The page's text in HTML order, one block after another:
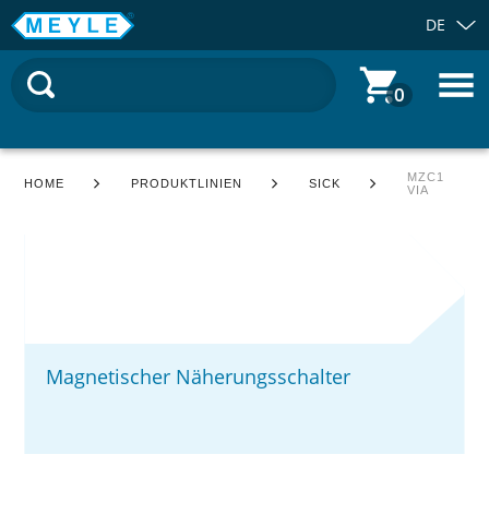
DE
0
HOME PRODUKTLINIEN SICK
MZC1
VIA
Magnetischer Näherungsschalter